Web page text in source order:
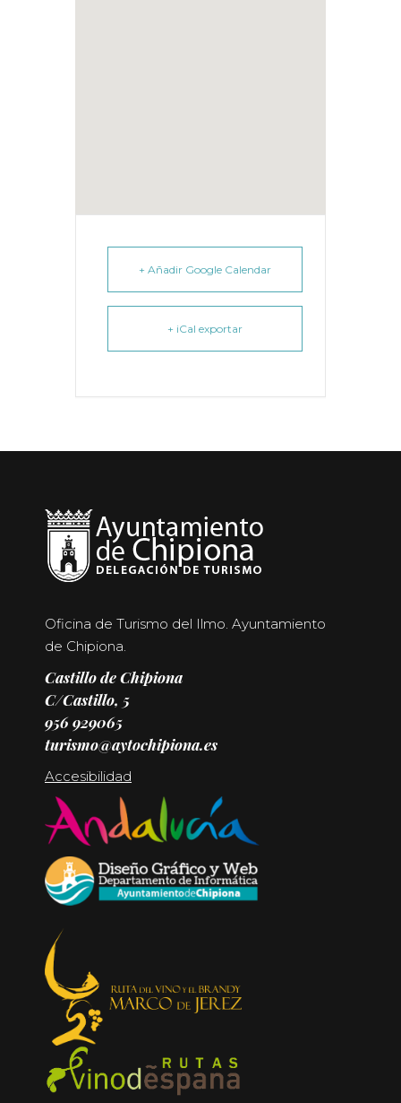
+ Añadir Google Calendar
+ iCal exportar
Oficina de Turismo del Ilmo. Ayuntamiento
de Chipiona.
Castillo de Chipiona
C/Castillo, 5
956 929065
turismo@aytochipiona.es
Accesibilidad